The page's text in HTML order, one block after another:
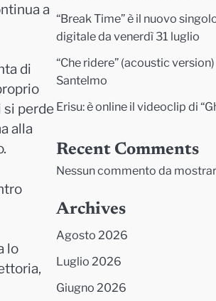
a
di
si perde
alla
lo
“Break Time” è il nuovo
digitale da venerdì 31 luglio
“Che ridere” (acoustic
Santelmo
Erisu: è online il videoclip di
Recent Comments
Nessun commento da
Archives
Agosto 2026
Luglio 2026
Giugno 2026